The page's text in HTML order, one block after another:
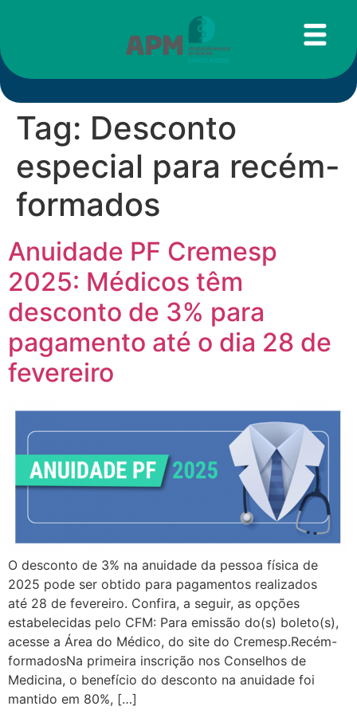
Tag: Desconto
especial para recém-
formados
Anuidade PF Cremesp
2025: Médicos têm
desconto de 3% para
pagamento até o dia 28 de
fevereiro
O desconto de 3% na anuidade da pessoa física de
2025 pode ser obtido para pagamentos realizados
até 28 de fevereiro. Confira, a seguir, as opções
estabelecidas pelo CFM: Para emissão do(s) boleto(s),
acesse a Área do Médico, do site do Cremesp.Recém-
formadosNa primeira inscrição nos Conselhos de
Medicina, o benefício do desconto na anuidade foi
mantido em 80%, […]